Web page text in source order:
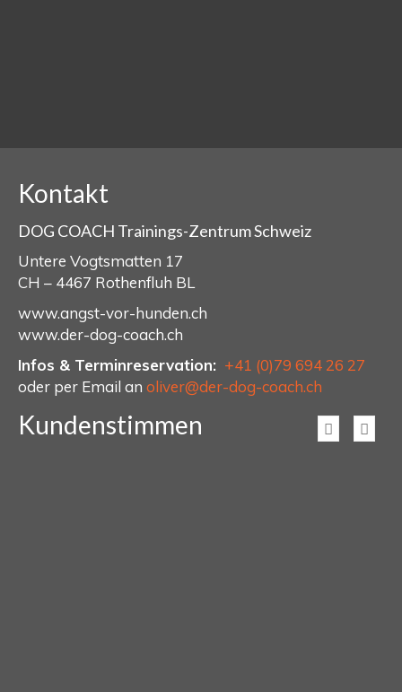
Kontakt
DOG COACH Trainings-Zentrum Schweiz
Untere Vogtsmatten 17
CH – 4467 Rothenfluh BL
www.angst-vor-hunden.ch
www.der-dog-coach.ch
Infos & Terminreservation: +41 (0)79 694 26 27
oder per Email an oliver@der-dog-coach.ch
Kundenstimmen